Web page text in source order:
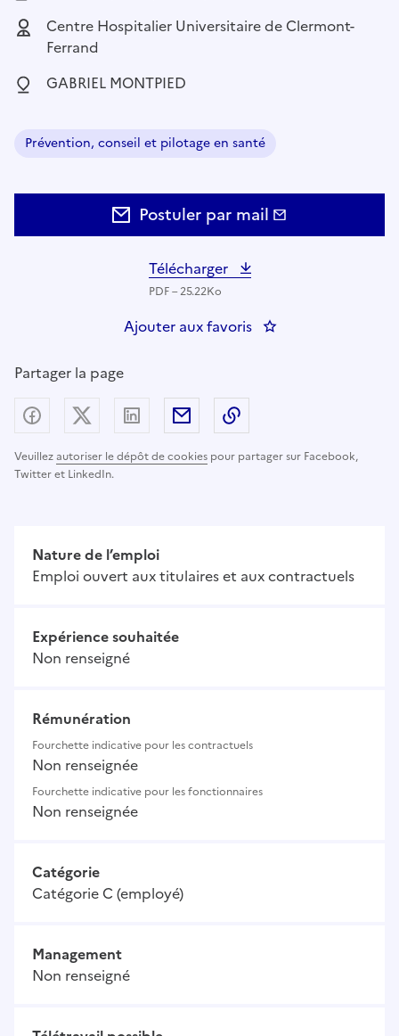
Employeur :
Centre Hospitalier Universitaire de Clermont-
Ferrand
Localisation :
GABRIEL MONTPIED
Domaine :
Prévention, conseil et pilotage en santé
Postuler par mail
Télécharger
PDF – 25.22Ko
Ajouter aux favoris : ADJOINT.E
Partager la page
Veuillezautoriser le dépôt de cookies pour partager sur Facebook,
Twitter et LinkedIn.
Partager sur Facebook
Partager sur X (anciennement Twitter) -
Partager sur LinkedIn
Partager par email
Nature de l’emploi
Emploi ouvert aux titulaires et aux contractuels
Expérience souhaitée
Non renseigné
Rémunération
Fourchette indicative pour les contractuels
Non renseignée
Fourchette indicative pour les fonctionnaires
Non renseignée
Catégorie
Catégorie C (employé)
Management
Non renseigné